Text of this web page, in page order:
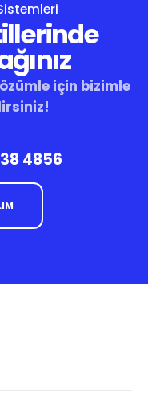
için bizimle
4856